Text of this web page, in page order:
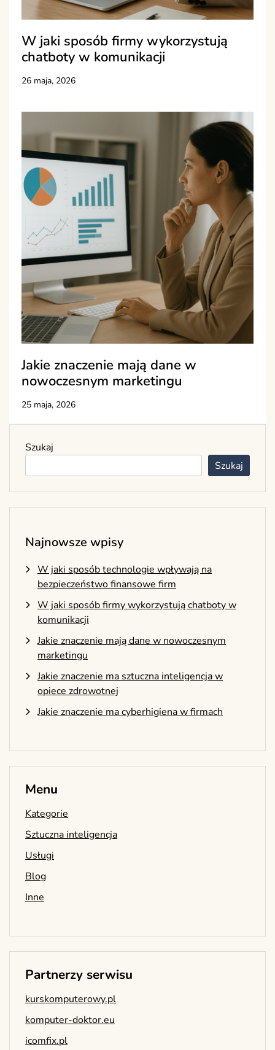
W jaki sposób firmy wykorzystują
chatboty w komunikacji
26 maja, 2026
Jakie znaczenie mają dane w
nowoczesnym marketingu
25 maja, 2026
Szukaj
Szukaj
Najnowsze wpisy
W jaki sposób technologie wpływają na
bezpieczeństwo finansowe firm
W jaki sposób firmy wykorzystują chatboty w
komunikacji
Jakie znaczenie mają dane w nowoczesnym
marketingu
Jakie znaczenie ma sztuczna inteligencja w
opiece zdrowotnej
Jakie znaczenie ma cyberhigiena w firmach
Menu
Kategorie
Sztuczna inteligencja
Usługi
Blog
Inne
Partnerzy serwisu
kurskomputerowy.pl
komputer-doktor.eu
icomfix.pl